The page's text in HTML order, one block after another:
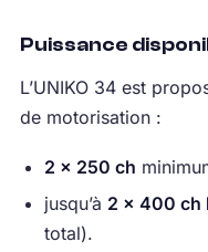
Puissance
L’UNIKO 34 est
de motorisation :
2 × 250 ch
jusqu’à 2 × 400 ch
total).